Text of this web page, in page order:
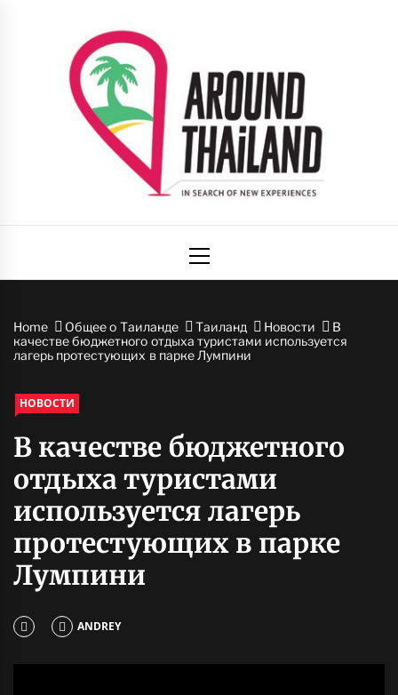
Таиланда
Menu
Home Общее о Таиланде Таиланд Новости
В
качестве бюджетного отдыха туристами используется
лагерь протестующих в парке Лумпини
НОВОСТИ
В качестве бюджетного
отдыха туристами
используется лагерь
протестующих в парке
Лумпини
ANDREY